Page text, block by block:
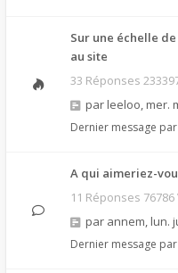
Sur une échelle
au site
33 Réponses
par leeloo, mer.
Dernier message par
A qui aimeriez-
11 Réponses 76786
par annem, lun.
Dernier message par